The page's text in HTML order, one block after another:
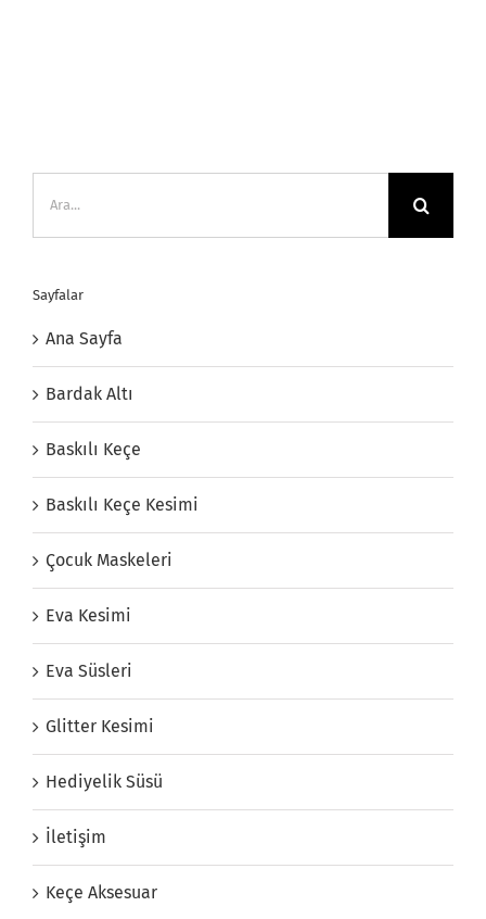
Sayfalar
Ana Sayfa
Bardak Altı
Baskılı Keçe
Baskılı Keçe Kesimi
Çocuk Maskeleri
Eva Kesimi
Eva Süsleri
Glitter Kesimi
Hediyelik Süsü
İletişim
Keçe Aksesuar